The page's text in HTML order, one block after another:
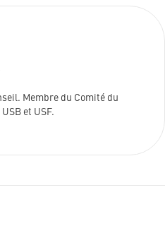
Membre du Comité du
et USF.